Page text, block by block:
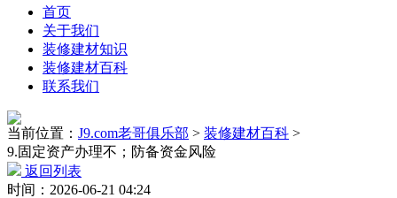
首页
关于我们
装修建材知识
装修建材百科
联系我们
当前位置： J9.com老哥俱乐部 > 装修建材百科 >
9.固定资产办理不；防备资金风险
返回列表
时间：2026-06-21 04:24